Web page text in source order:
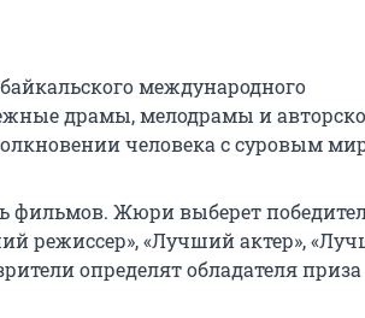
международного
драмы, мелодрамы и
человека с суровым
фильмов. Жюри выберет
режиссер», «Лучший актер»,
определят обладателя приза